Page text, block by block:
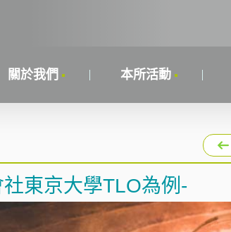
關於我們 本所活動
東京大學TLO為例-